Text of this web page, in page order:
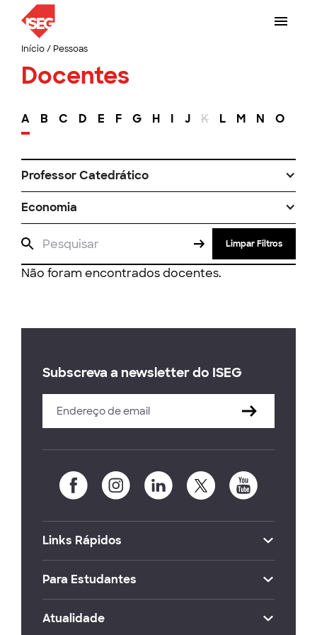
Início/ Pessoas
Docentes
A B C D E F G H I J K L M N O
Professor Catedrático
Economia
Limpar Filtros
Não foram encontrados docentes.
Subscreva a newsletter do ISEG
Links Rápidos
Para Estudantes
Atualidade